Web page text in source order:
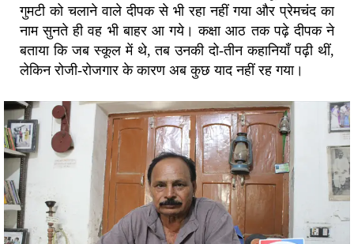
गुमटी को चलाने वाले दीपक से भी रहा नहीं गया और प्रेमचंद का
नाम सुनते ही वह भी बाहर आ गये। कक्षा आठ तक पढ़े दीपक ने
बताया कि जब स्कूल में थे, तब उनकी दो-तीन कहानियाँ पढ़ी थीं,
लेकिन रोजी-रोजगार के कारण अब कुछ याद नहीं रह गया।